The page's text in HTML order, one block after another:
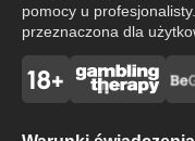
pomocy u
przeznaczona dla